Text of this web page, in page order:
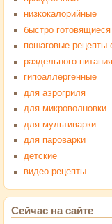
низкокалорийные
быстро готовящиеся
пошаговые рецепты
раздельного питания
гипоаллергенные
для аэрогриля
для микроволновки
для мультиварки
для пароварки
детские
видео рецепты
Сейчас на сайте